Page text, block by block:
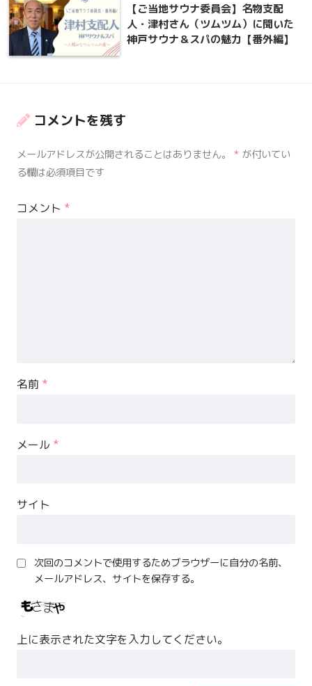
【ご当地サウナ委員会】名物支配
人・津村さん（ツムツム）に聞いた
神戸サウナ＆スパの魅力【番外編】
コメントを残す
メールアドレスが公開されることはありません。 * が付いてい
る欄は必須項目です
コメント *
名前 *
メール *
サイト
次回のコメントで使用するためブラウザーに自分の名前、
メールアドレス、サイトを保存する。
上に表示された文字を入力してください。